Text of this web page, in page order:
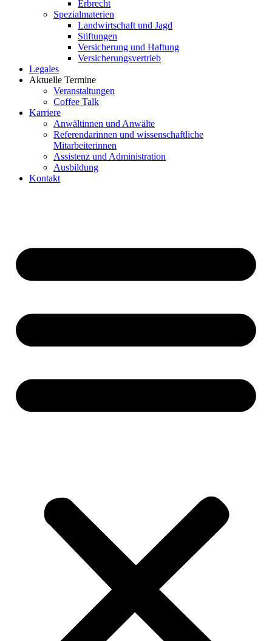
Erbrecht
Spezialmaterien
Landwirtschaft und Jagd
Stiftungen
Versicherung und Haftung
Versicherungsvertrieb
Legales
Aktuelle Termine
Veranstaltungen
Coffee Talk
Karriere
Anwältinnen und Anwälte
Referendarinnen und wissenschaftliche
Mitarbeiterinnen
Assistenz und Administration
Ausbildung
Kontakt